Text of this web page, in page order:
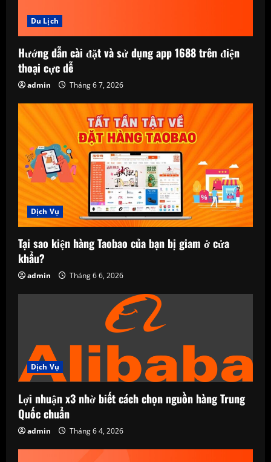
Du Lịch
Hướng dẫn cài đặt và sử dụng app 1688 trên điện
thoại cực dễ
admin Tháng 6 7, 2026
Dịch Vụ
Tại sao kiện hàng Taobao của bạn bị giam ở cửa
khẩu?
admin Tháng 6 6, 2026
Dịch Vụ
Lợi nhuận x3 nhờ biết cách chọn nguồn hàng Trung
Quốc chuẩn
admin Tháng 6 4, 2026